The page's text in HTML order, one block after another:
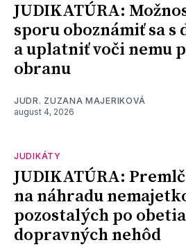
JUDIKATÚRA:
sporu oboznámiť sa s
a uplatniť voči nemu
obranu
JUDR. ZUZANA MAJERIKOVÁ
august 4, 2026
JUDIKÁTY
JUDIKATÚRA:
na náhradu
pozostalých po
dopravných nehôd